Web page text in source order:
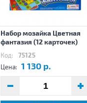
Набор мозайка Цветная
фантазия (12 карточек)
Код: 75125
Цена: 1 130 р.